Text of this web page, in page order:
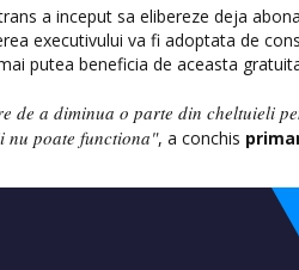
a inceput sa elibereze deja
executivului va fi adoptata de
putea beneficia de aceasta
de a diminua o parte din cheltuieli
nu poate functiona", a conchis